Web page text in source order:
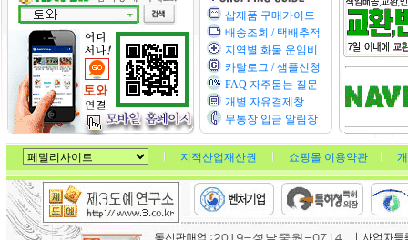
샵제품 구매가이드
배송조회 / 택배추적
지역별 화물 운임비
카탈로그 / 샘플신청
FAQ 자주묻는 질문
개별 자유결제창
무통장 입금 알림장
지적산업재산권 쇼핑몰 이용약관